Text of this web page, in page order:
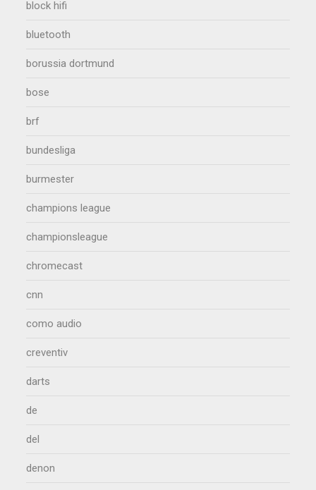
block hifi
bluetooth
borussia dortmund
bose
brf
bundesliga
burmester
champions league
championsleague
chromecast
cnn
como audio
creventiv
darts
de
del
denon